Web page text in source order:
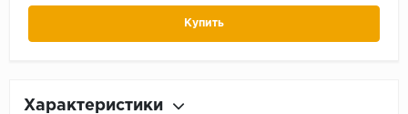
Купить
Характеристики